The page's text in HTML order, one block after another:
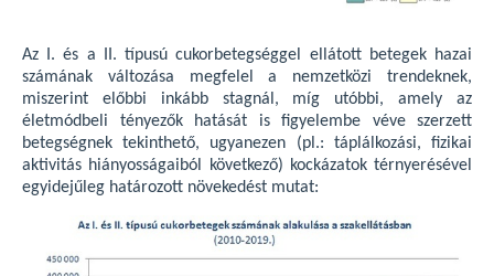
Az I. és a II. típusú cukorbetegséggel ellátott betegek hazai
számának változása megfelel a nemzetközi trendeknek,
miszerint előbbi inkább stagnál, míg utóbbi, amely az
életmódbeli tényezők hatását is figyelembe véve szerzett
betegségnek tekinthető, ugyanezen (pl.: táplálkozási, fizikai
aktivitás hiányosságaiból következő) kockázatok térnyerésével
egyidejűleg határozott növekedést mutat: